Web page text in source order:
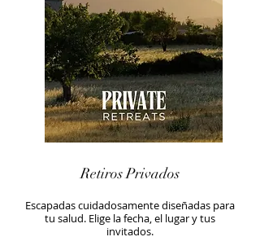
Retiros Privados
Escapadas cuidadosamente diseñadas para
tu salud. Elige la fecha, el lugar y tus
invitados.